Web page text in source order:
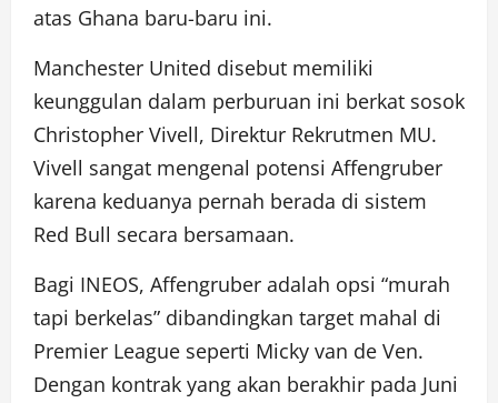
atas Ghana baru-baru ini.
Manchester United disebut memiliki
keunggulan dalam perburuan ini berkat sosok
Christopher Vivell, Direktur Rekrutmen MU.
Vivell sangat mengenal potensi Affengruber
karena keduanya pernah berada di sistem
Red Bull secara bersamaan.
Bagi INEOS, Affengruber adalah opsi “murah
tapi berkelas” dibandingkan target mahal di
Premier League seperti Micky van de Ven.
Dengan kontrak yang akan berakhir pada Juni